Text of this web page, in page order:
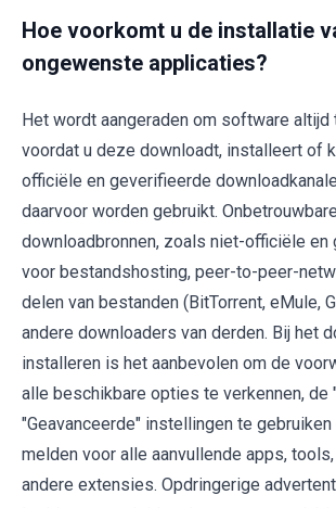
Hoe voorkomt u de installatie
ongewenste applicaties?
Het wordt aangeraden om software
voordat u deze downloadt, installeert of
officiële en geverifieerde
daarvoor worden gebruikt. Onbetrouwbare
downloadbronnen, zoals niet-officiële
voor bestandshosting, peer-to-peer-
delen van bestanden (BitTorrent, eMule,
andere downloaders van derden. Bij het
installeren is het aanbevolen om de
alle beschikbare opties te verkennen, de
"Geavanceerde" instellingen te gebruiken
melden voor alle aanvullende apps,
andere extensies. Opdringerige